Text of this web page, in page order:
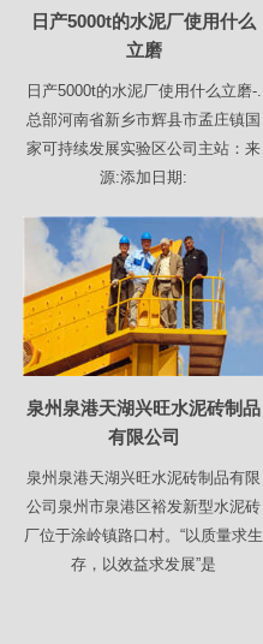
日产5000t的水泥厂使用什么
立磨
日产5000t的水泥厂使用什么立磨-.
总部河南省新乡市辉县市孟庄镇国
家可持续发展实验区公司主站：来
源:添加日期:
泉州泉港天湖兴旺水泥砖制品
有限公司
泉州泉港天湖兴旺水泥砖制品有限
公司泉州市泉港区裕发新型水泥砖
厂位于涂岭镇路口村。“以质量求生
存，以效益求发展”是